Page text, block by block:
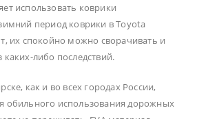
использовать коврики
период коврики в Toyota
их спокойно можно сворачивать и
каких-либо последствий.
как и во всех городах России,
обильного использования дорожных